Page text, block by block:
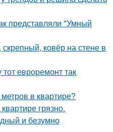
представляли "Умный
ковёр на стене в
евроремонт так
в квартире?
грязно.
и безумно